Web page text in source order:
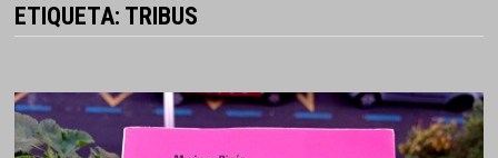
ETIQUETA: TRIBUS